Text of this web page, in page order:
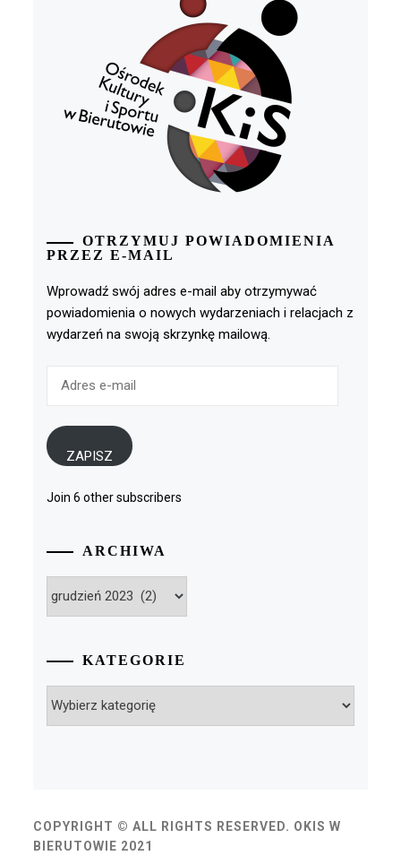
OTRZYMUJ POWIADOMIENIA
PRZEZ E-MAIL
Wprowadź swój adres e-mail aby otrzymywać
powiadomienia o nowych wydarzeniach i relacjach z
wydarzeń na swoją skrzynkę mailową.
ZAPISZ
Join 6 other subscribers
ARCHIWA
KATEGORIE
COPYRIGHT © ALL RIGHTS RESERVED. OKIS W
BIERUTOWIE 2021